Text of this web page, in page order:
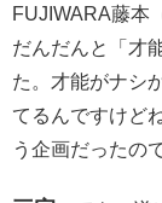
FUJIWARA藤本
だんだんと「才
た。才能がナシ
てるんですけど
う企画だったの